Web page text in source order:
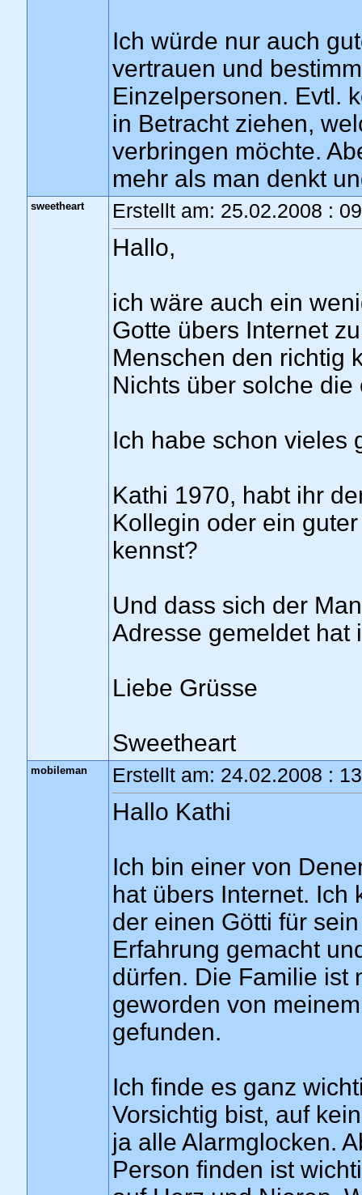
Ich würde nur auch
vertrauen und
Einzelpersonen. Evtl.
in Betracht ziehen,
verbringen möchte.
mehr als man denkt
sweetheart Erstellt am: 25.02.2008 :
Hallo,
ich wäre auch ein
Gotte übers Internet
Menschen den richtig
Nichts über solche
Ich habe schon vieles
Kathi 1970, habt ihr
Kollegin oder ein
kennst?
Und dass sich der
Adresse gemeldet hat
Liebe Grüsse
Sweetheart
mobileman Erstellt am: 24.02.2008 :
Hallo Kathi
Ich bin einer von
hat übers Internet. Ich
der einen Götti für
Erfahrung gemacht
dürfen. Die Familie ist
geworden von
gefunden.
Ich finde es ganz
Vorsichtig bist, auf
ja alle Alarmglocken.
Person finden ist